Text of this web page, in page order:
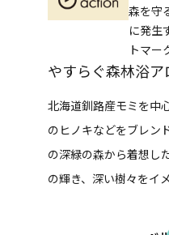
森を守
に発生
トマー
やすらぐ森林浴ア
北海道釧路産モミを中
のヒノキなどをブレン
の深緑の森から着想し
の輝き、深い樹々をイ